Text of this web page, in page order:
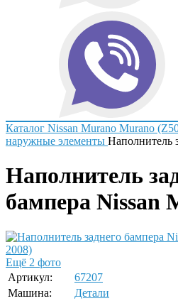
Каталог Nissan Murano Murano
наружные элементы Наполнитель
Наполнитель
бампера Nissan
Ещё 2 фото
Артикул:
67207
Машина:
Детали